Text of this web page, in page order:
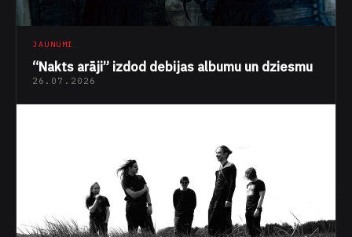
JAUNUMI
“Nakts arāji” izdod debijas albumu un dziesmu
26.07.2026